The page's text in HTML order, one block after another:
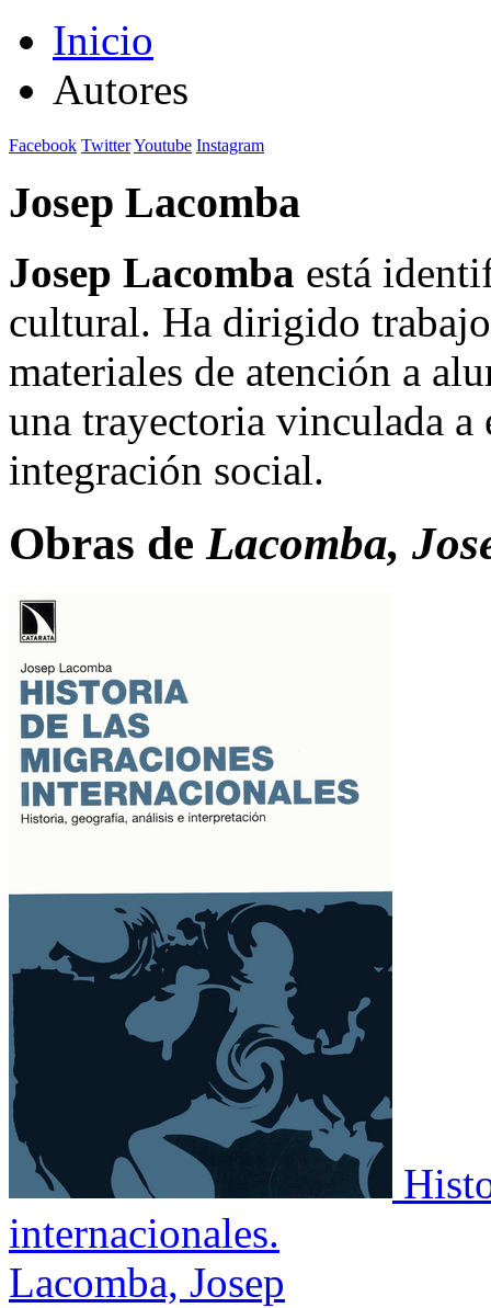
Inicio
Autores
Facebook TwitterYoutube Instagram
Josep Lacomba
Josep Lacomba está
cultural. Ha dirigido
materiales de atención a
una trayectoria vinculada a
integración social.
Obras de Lacomba,
internacionales.
Lacomba, Josep